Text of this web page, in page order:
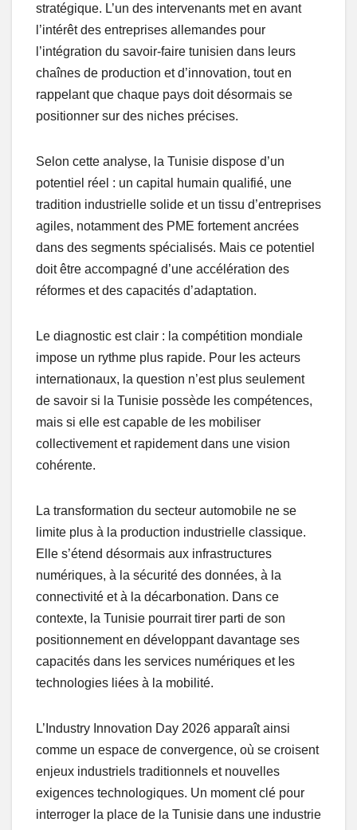
stratégique. L’un des intervenants met en avant
l’intérêt des entreprises allemandes pour
l’intégration du savoir-faire tunisien dans leurs
chaînes de production et d’innovation, tout en
rappelant que chaque pays doit désormais se
positionner sur des niches précises.
Selon cette analyse, la Tunisie dispose d’un
potentiel réel : un capital humain qualifié, une
tradition industrielle solide et un tissu d’entreprises
agiles, notamment des PME fortement ancrées
dans des segments spécialisés. Mais ce potentiel
doit être accompagné d’une accélération des
réformes et des capacités d’adaptation.
Le diagnostic est clair : la compétition mondiale
impose un rythme plus rapide. Pour les acteurs
internationaux, la question n’est plus seulement
de savoir si la Tunisie possède les compétences,
mais si elle est capable de les mobiliser
collectivement et rapidement dans une vision
cohérente.
La transformation du secteur automobile ne se
limite plus à la production industrielle classique.
Elle s’étend désormais aux infrastructures
numériques, à la sécurité des données, à la
connectivité et à la décarbonation. Dans ce
contexte, la Tunisie pourrait tirer parti de son
positionnement en développant davantage ses
capacités dans les services numériques et les
technologies liées à la mobilité.
L’Industry Innovation Day 2026 apparaît ainsi
comme un espace de convergence, où se croisent
enjeux industriels traditionnels et nouvelles
exigences technologiques. Un moment clé pour
interroger la place de la Tunisie dans une industrie